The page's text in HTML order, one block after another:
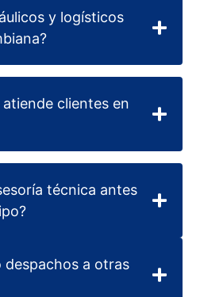
y logísticos
clientes en
técnica antes
despachos a otras